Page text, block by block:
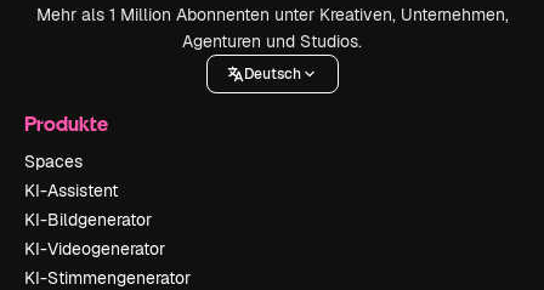
Mehr als 1 Million Abonnenten unter Kreativen, Unternehmen,
Agenturen und Studios.
Deutsch
Produkte
Spaces
KI-Assistent
KI-Bildgenerator
KI-Videogenerator
KI-Stimmengenerator